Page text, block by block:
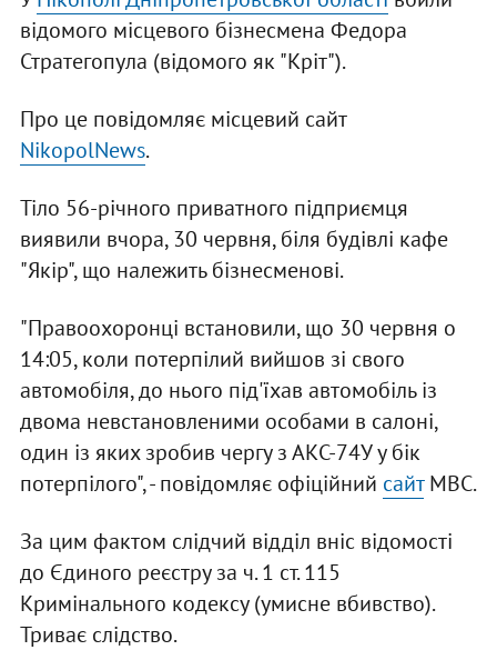
відомого місцевого бізнесмена Федора
Стратегопула (відомого як "Кріт").
Про це повідомляє місцевий сайт
NikopolNews.
Тіло 56-річного приватного підприємця
виявили вчора, 30 червня, біля будівлі кафе
"Якір", що належить бізнесменові.
"Правоохоронці встановили, що 30 червня о
14:05, коли потерпілий вийшов зі свого
автомобіля, до нього під'їхав автомобіль із
двома невстановленими особами в салоні,
один із яких зробив чергу з АКС-74У у бік
потерпілого", - повідомляє офіційний сайтМВС.
За цим фактом слідчий відділ вніс відомості
до Єдиного реєстру за ч. 1 ст. 115
Кримінального кодексу (умисне вбивство).
Триває слідство.